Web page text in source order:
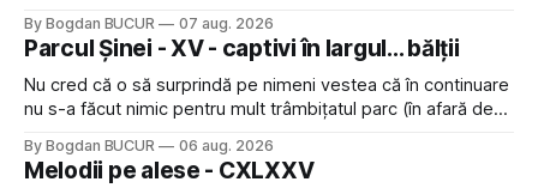
lăsat rece la prima vedere, după care m-a făcut să mă
îndrăgostesc de el. Nu mi-a plăcut faptul
By Bogdan BUCUR 07 aug. 2026
Parcul Șinei - XV - captivi în largul... bălții
Nu cred că o să surprindă pe nimeni vestea că în continuare
nu s-a făcut nimic pentru mult trâmbițatul parc (în afară de
timp pui și latră prin gard la lumea care trece prin zonă). Am
avut, în schimb, o belea
By Bogdan BUCUR 06 aug. 2026
Melodii pe alese - CXLXXV